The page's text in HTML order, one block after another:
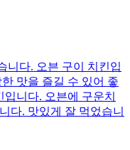
니다. 오븐 구이 치킨입
맛을 즐길 수 있어 좋
니다. 오븐에 구운치
다. 맛있게 잘 먹었습니